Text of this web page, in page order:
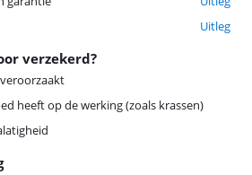
Uitleg
verzekerd?
heeft op de werking (zoals krassen)